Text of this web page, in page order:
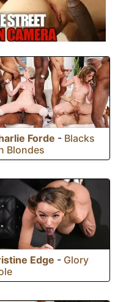
Forde - Blacks
Blondes
Edge - Glory